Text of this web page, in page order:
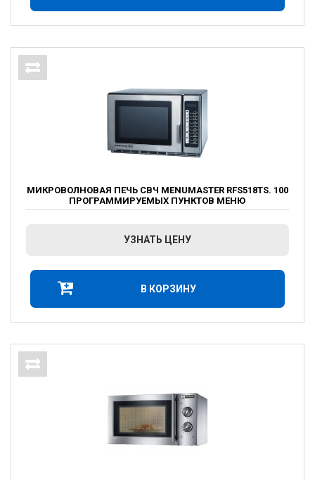
МИКРОВОЛНОВАЯ ПЕЧЬ СВЧ MENUMASTER RFS518TS. 100
ПРОГРАММИРУЕМЫХ ПУНКТОВ МЕНЮ
УЗНАТЬ ЦЕНУ
В КОРЗИНУ